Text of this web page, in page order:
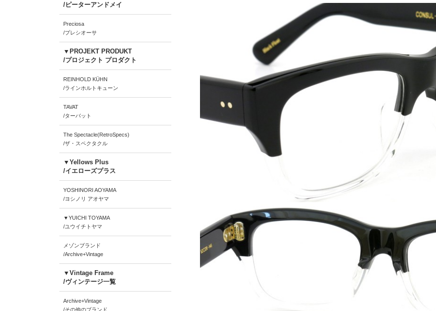
/ピーターアンドメイ
Preciosa
/プレシオーサ
▼PROJEKT PRODUKT
/プロジェクト プロダクト
REINHOLD KÜHN
/ラインホルトキューン
TAVAT
/ターバット
The Spectacle(RetroSpecs)
/ザ・スペクタクル
▼Yellows Plus
/イエローズプラス
YOSHINORI AOYAMA
/ヨシノリ アオヤマ
▼YUICHI TOYAMA
/ユウイチトヤマ
メゾンブランド
/Archive+Vintage
▼Vintage Frame
/ヴィンテージ一覧
Archive+Vintage
/その他のブランド